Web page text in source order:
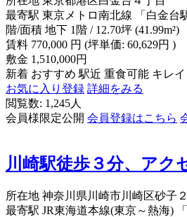
最寄駅 東京メトロ南北線 「白金台
階/面積 地下 1階 / 12.70坪 (41.99m²)
賃料 770,000 円 (坪単価: 60,629円 )
敷金 1,510,000円
新着 おすすめ 駅近 重食可能 キレイ
お気に入り登録 詳細をみる
閲覧数: 1,245人
会員様限定公開 会員登録はこちら
川崎駅徒歩３分、アク
所在地 神奈川県川崎市川崎区砂子
最寄駅 JR東海道本線(東京～熱海)